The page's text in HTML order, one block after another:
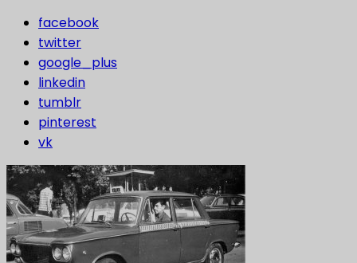
facebook
twitter
google_plus
linkedin
tumblr
pinterest
vk